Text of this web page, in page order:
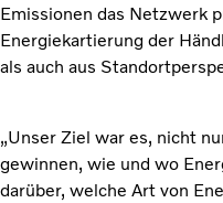
Emissionen das Netzwerk
Energiekartierung der
als auch aus
„Unser Ziel war es, nicht
gewinnen, wie und wo
darüber, welche Art von